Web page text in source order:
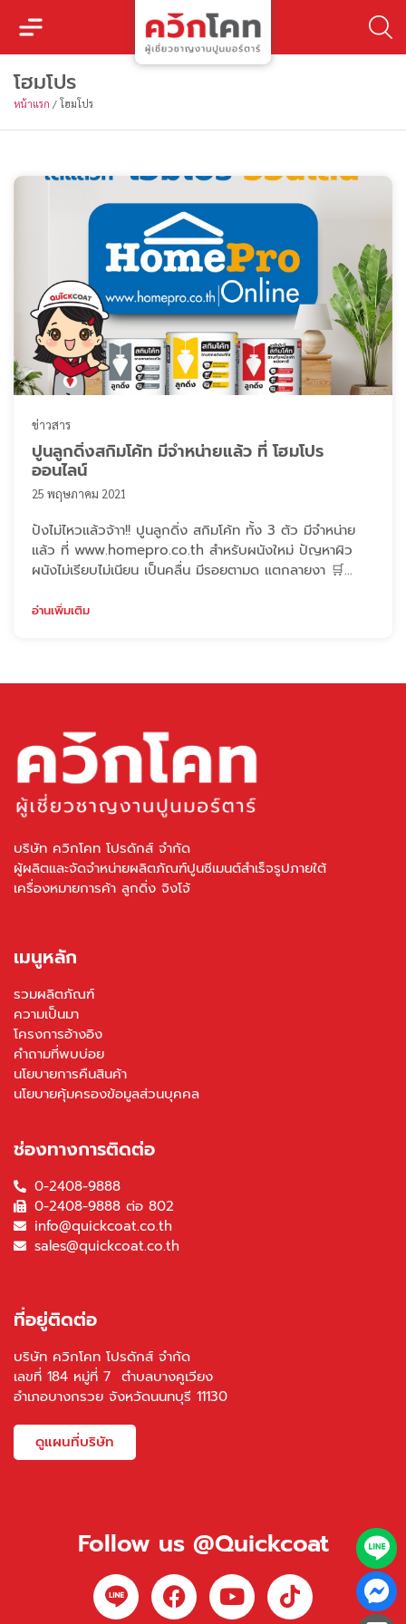
โฮมโปร
หน้าแรก / โฮมโปร
ข่าวสาร
ปูนลูกดิ่งสกิมโค้ท มีจำหน่ายแล้ว ที่ โฮมโปร
ออนไลน์
25 พฤษภาคม 2021
ปังไม่ไหวแล้วจ้าา!! ปูนลูกดิ่ง สกิมโค้ท ทั้ง 3 ตัว มีจำหน่าย
แล้ว ที่ www.homepro.co.th สำหรับผนังใหม่ ปัญหาผิว
ผนังไม่เรียบไม่เนียน เป็นคลื่น มีรอยตามด แตกลายงา 🛒
https://www.homepro.co.th/p/1169503 🛒 ช้อป ลูกดิ่ง
อ่านเพิ่มเติม
บริษัท ควิกโคท โปรดักส์ จำกัด
ผู้ผลิตและจัดจำหน่ายผลิตภัณฑ์ปูนซีเมนต์สำเร็จรูปภายใต้
เครื่องหมายการค้า ลูกดิ่ง จิงโจ้
เมนูหลัก
รวมผลิตภัณฑ์
ความเป็นมา
โครงการอ้างอิง
คำถามที่พบบ่อย
นโยบายการคืนสินค้า
นโยบายคุ้มครองข้อมูลส่วนบุคคล
ช่องทางการติดต่อ
0-2408-9888
0-2408-9888 ต่อ 802
info@quickcoat.co.th
sales@quickcoat.co.th
ที่อยู่ติดต่อ
บริษัท ควิกโคท โปรดักส์ จำกัด
เลขที่ 184 หมู่ที่ 7 ตำบลบางคูเวียง
อำเภอบางกรวย จังหวัดนนทบุรี 11130
ดูแผนที่บริษัท
Follow us @Quickcoat